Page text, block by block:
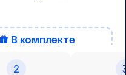
В комплекте
2